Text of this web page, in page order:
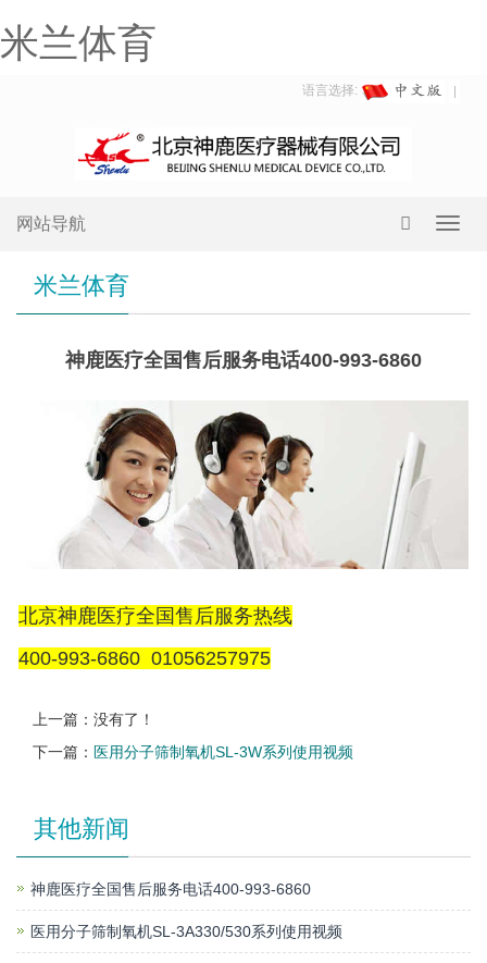
米兰体育
语言选择:
网站导航
米兰体育
神鹿医疗全国售后服务电话400-993-6860
北京神鹿医疗全国售后服务热线
400-993-6860 01056257975
上一篇：没有了！
下一篇： 医用分子筛制氧机SL-3W系列使用视频
其他新闻
神鹿医疗全国售后服务电话400-993-6860
医用分子筛制氧机SL-3A330/530系列使用视频